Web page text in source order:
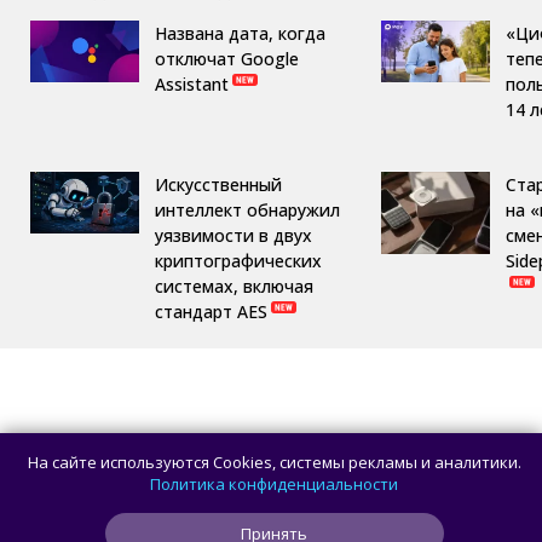
Названа дата, когда
отключат Google
Assistant
Искусственный
интеллект обнаружил
уязвимости в двух
криптографических
системах, включая
стандарт AES
14
на
На сайте используются Cookies, системы рекламы и аналитики.
Политика конфиденциальности
Принять